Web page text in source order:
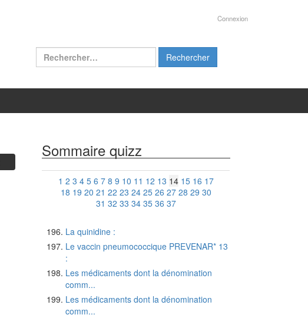
Connexion
Rechercher :
Sommaire quizz
1 2 3 4 5 6 7 8 9 10 11 12 13 14 15 16 17
18 19 20 21 22 23 24 25 26 27 28 29 30
31 32 33 34 35 36 37
La quinidine :
Le vaccin pneumococcique PREVENAR* 13
:
Les médicaments dont la dénomination
comm...
Les médicaments dont la dénomination
comm...